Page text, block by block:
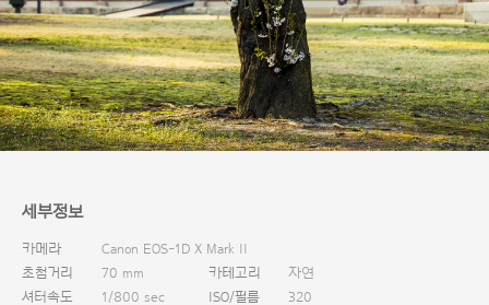
세부정보
카메라
Canon EOS-1D X Mark II
초첨거리
70 mm 카테고리
자연
셔터속도
1/800 sec ISO/필름
320